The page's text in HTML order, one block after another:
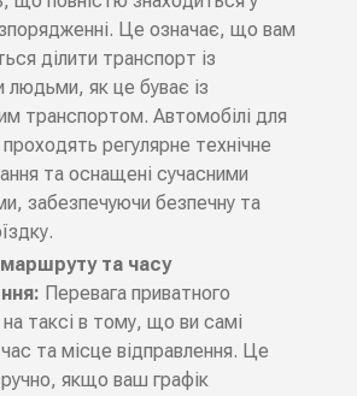
Це означає, що вам
ділити транспорт із
людьми, як це буває із
транспортом. Автомобілі для
регулярне технічне
та оснащені сучасними
забезпечуючи безпечну та
маршруту та часу
Перевага приватного
таксі в тому, що ви самі
та місце відправлення. Це
якщо ваш графік